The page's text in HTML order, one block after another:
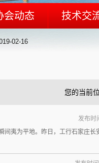
会动态 技术交
20
02-16
您的当前
夷为平地。昨日，工行石家庄长
发布时